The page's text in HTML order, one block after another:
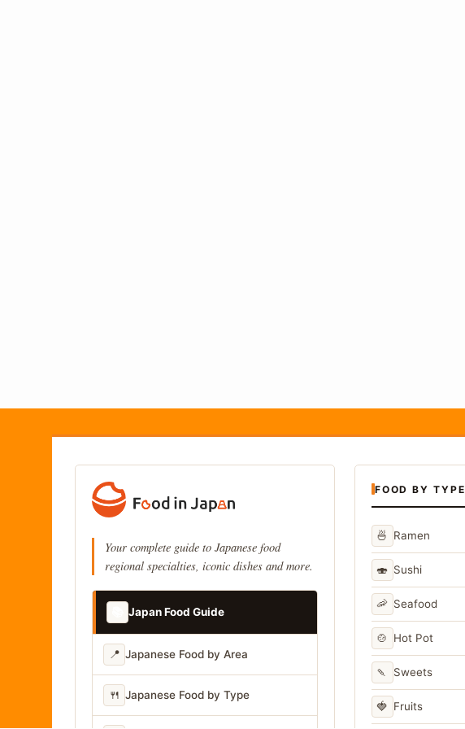
Your complete guide to Japanese food
regional specialties, iconic dishes and more.
Japan Food Guide
📍 Japanese Food by Area
🍴 Japanese Food by Type
FOOD BY TYPE
🍜 Ramen
🍣 Sushi
🦐 Seafood
🍲 Hot Pot
🍡 Sweets
🍓 Fruits